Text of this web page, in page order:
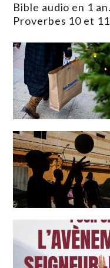
Bible audio en 1
Proverbes 10 et